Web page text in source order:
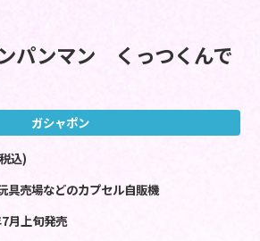
パンマン くっつくんで
ガシャポン
込)
具売場などのカプセル自販機
7月上旬発売